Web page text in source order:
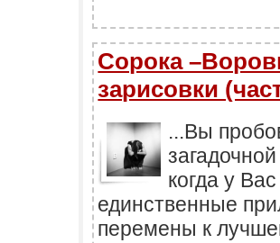
Сорока
зарисовки
...Вы
когда у
единственные
перемены к